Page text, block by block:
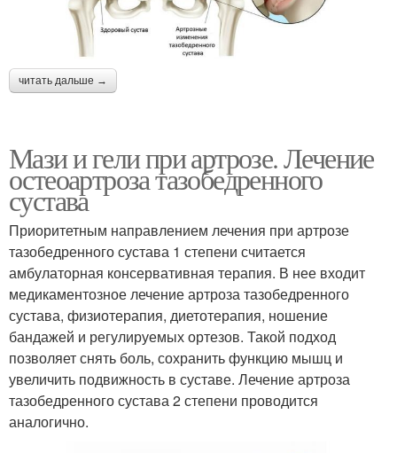
читать дальше →
Мази и гели при артрозе. Лечение
остеоартроза тазобедренного
сустава
Приоритетным направлением лечения при артрозе
тазобедренного сустава 1 степени считается
амбулаторная консервативная терапия. В нее входит
медикаментозное лечение артроза тазобедренного
сустава, физиотерапия, диетотерапия, ношение
бандажей и регулируемых ортезов. Такой подход
позволяет снять боль, сохранить функцию мышц и
увеличить подвижность в суставе. Лечение артроза
тазобедренного сустава 2 степени проводится
аналогично.